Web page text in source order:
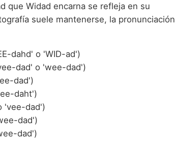
que Widad encarna se refleja en su
suele mantenerse, la pronunciación
dahd' o 'WID-ad')
dad' o 'wee-dad')
dad')
daht')
'vee-dad')
dad')
dad')